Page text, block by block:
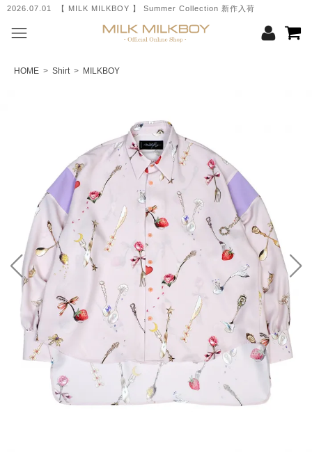
2026.07.01 【 MILK MILKBOY 】 Summer Collection 新作入荷
HOME > Shirt> MILKBOY